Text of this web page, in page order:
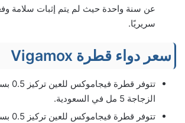
عن سنة واحدة حيث لم يتم إثبات سلامة
سريريًا.
سعر دواء قطرة Vigamox
الزجاجة 5 مل في السعودية.